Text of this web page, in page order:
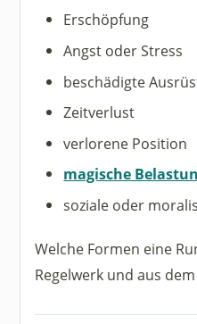
Erschöpfung
Angst oder Stress
beschädigte
Zeitverlust
verlorene Position
magische
soziale oder
Welche Formen eine
Regelwerk und aus